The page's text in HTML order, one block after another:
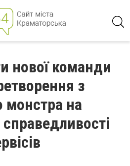
нової команди
з
монстра на
справедливості